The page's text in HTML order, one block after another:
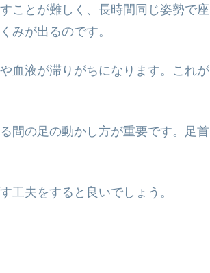
ことが難しく、長時間同じ姿勢で座
みが出るのです。
血液が滞りがちになります。これが
間の足の動かし方が重要です。足首
工夫をすると良いでしょう。